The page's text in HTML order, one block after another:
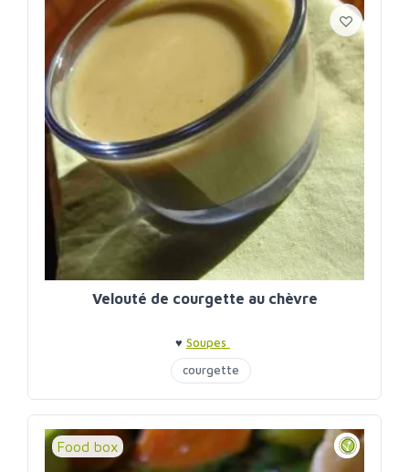
Velouté de courgette au chèvre
♥ Soupes
courgette
Food box